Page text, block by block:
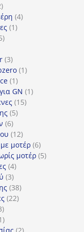
2
προϊόντα
44
11
5
33
προϊόντα
11
11
προϊόν
GN 11
1515
55
66
προϊόντα
1212
προϊόντα
μοτέρ 66
προϊόντα
μοτέρ 55
44
προϊόντα
33
προϊόντα
3838
προϊόντα
2222
53
προϊόντα
1
προϊόν
2